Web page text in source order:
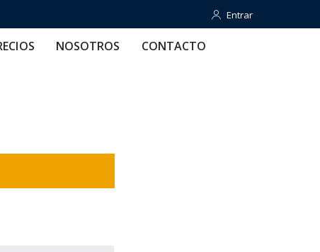
Entrar
Entrar
NOSOTROS CONTACTO